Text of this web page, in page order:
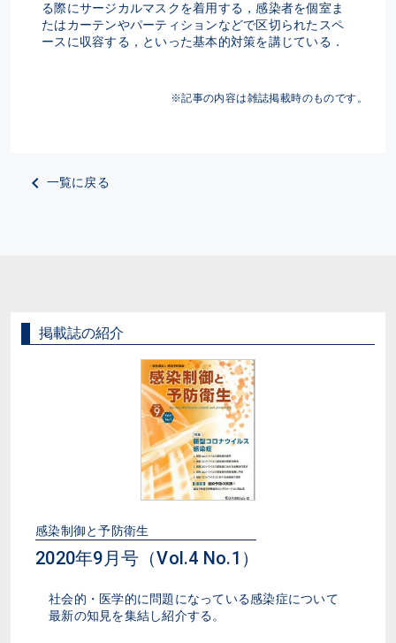
る際にサージカルマスクを着用する，感染者を個室ま
たはカーテンやパーティションなどで区切られたスペ
ースに収容する，といった基本的対策を講じている．
※記事の内容は雑誌掲載時のものです。
一覧に戻る
掲載誌の紹介
感染制御と予防衛生
2020年9月号（Vol.4 No.1）
社会的・医学的に問題になっている感染症について
最新の知見を集結し紹介する。